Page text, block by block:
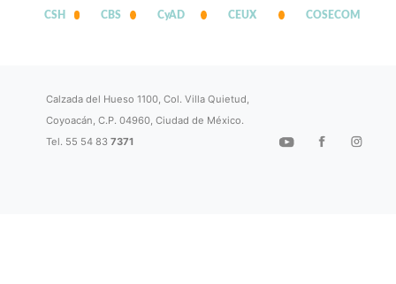
CSH CBS CyAD CEUX COSECOM
Calzada del Hueso 1100, Col. Villa Quietud,
Coyoacán, C.P. 04960, Ciudad de México.
Tel. 55 54 837371